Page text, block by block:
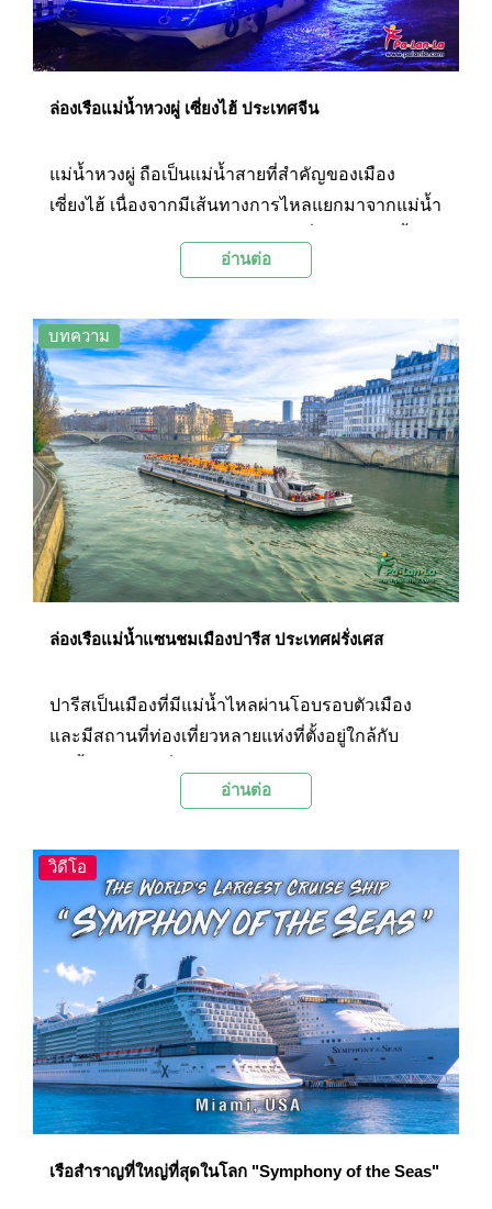
เดอะ ซีส์ ได้เปิดตัวครั้งแรกในเดือนเมษายน 2018
พร้อมเส้นทางเดินเรือแบบจัดเต็ม ครอบคลุมไปทั่ว
แถบทวีปยุโรป และอเมริกาทั้งหมด
ล่องเรือแม่น้ำหวงผู่ เซี่ยงไฮ้ ประเทศจีน
แม่น้ำหวงผู่ ถือเป็นแม่น้ำสายที่สำคัญของเมือง
เซี่ยงไฮ้ เนื่องจากมีเส้นทางการไหลแยกมาจากแม่น้ำ
ผู้คนและเป็นส่วนหนึ่งของคนที่นี่มาหลายชั่วอายุคน
เรือในแม่น้ำหวงผู่ เพื่อชมความงดงามของ
สถาปัตยกรรมของตึกอาคารเก่าแก่ และชมวิถีชีวิต
ของผู้คนที่ใช้ชีวิตอยู่ริมแม่น้ำแห่งนี้ ซึ่งการล่องเรือ
ในยามค่ำคืนก็จะมีความสวยงามไปอีกรูปแบบ ซึ่งนัก
ท่องเที่ยวจะได้เห็นสีสันของเมืองที่สว่างไสวไปด้วย
ไฟจากตึกรามบ้านช่องของผู้คน พร้อมทั้งตึกสูงใหญ่
ริมแม่น้ำ และที่ขาดไม่ได้ก็คือทัศนียภาพของหอ
ไข่มุกตะวันออกในยามค่ำคืน
อ่านต่อ
บทความ
ล่องเรือแม่น้ำแซนชมเมืองปารีส ประเทศฝรั่งเศส
ปารีสเป็นเมืองที่มีแม่น้ำไหลผ่านโอบรอบตัวเมือง
และมีสถานที่ท่องเที่ยวหลายแห่งที่ตั้งอยู่ใกล้กับ
รวมถึงพิพิธภัณฑ์ลูฟวร์ซึ่งเป็นสถานที่ท่องเที่ยวชื่อดัง
อะไร ถ้าหากหนึ่งในการเที่ยวชมปารีสที่ได้รับความ
นิยมจากนักท่องเที่ยวจะไม่ได้มีแค่ทางบกเท่านั้น แต่
ยังรวมถึงการล่องเรือบนแม่น้ำแซนอีกด้วย
อ่านต่อ
วิดีโอ
เรือสำราญที่ใหญ่ที่สุดในโลก "Symphony of the Seas"